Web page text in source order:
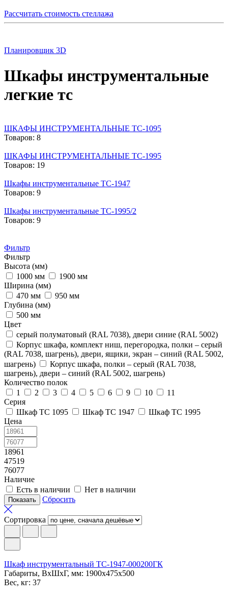
Рассчитать стоимость стеллажа
Планировщик 3D
Шкафы инструментальные
легкие тс
ШКАФЫ ИНСТРУМЕНТАЛЬНЫЕ TC-1095
Товаров: 8
ШКАФЫ ИНСТРУМЕНТАЛЬНЫЕ TC-1995
Товаров: 19
Шкафы инструментальные ТС-1947
Товаров: 9
Шкафы инструментальные ТС-1995/2
Товаров: 9
Фильтр
Фильтр
Высота (мм)
1000 мм
1900 мм
Ширина (мм)
470 мм
950 мм
Глубина (мм)
500 мм
Цвет
cерый полуматовый (RAL 7038), двери синие (RAL 5002)
Корпус шкафа, комплект ниш, перегородка, полки – серый
(RAL 7038, шагрень), двери, ящики, экран – синий (RAL 5002,
шагрень)
Корпус шкафа, полки – серый (RAL 7038,
шагрень), двери – синий (RAL 5002, шагрень)
Количество полок
1
2 3 4 5 6 9 10
11
Серия
Шкаф ТС 1095
Шкаф ТС 1947
Шкаф ТС 1995
Цена
18961
47519
76077
Наличие
Есть в наличии
Нет в наличии
Сбросить
Сортировка
Шкаф инструментальный TC-1947-000200ГК
Габариты, ВxШxГ, мм: 1900x475x500
Вес, кг: 37